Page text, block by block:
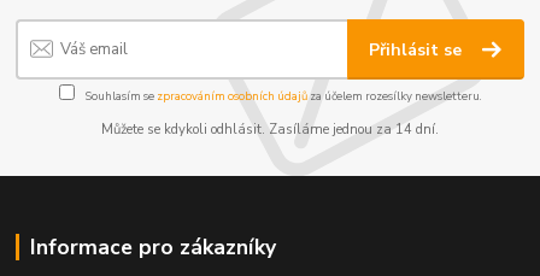
Přihlásit se
Souhlasím se zpracováním osobních údajůza účelem rozesílky newsletteru.
Můžete se kdykoli odhlásit. Zasíláme jednou za 14 dní.
Informace pro zákazníky